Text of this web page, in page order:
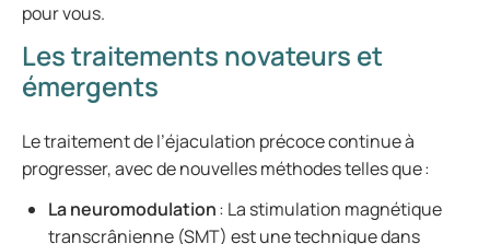
pour vous.
Les traitements novateurs et
émergents
Le traitement de l’éjaculation précoce continue à
progresser, avec de nouvelles méthodes telles que :
La neuromodulation: La stimulation magnétique
transcrânienne (SMT) est une technique dans